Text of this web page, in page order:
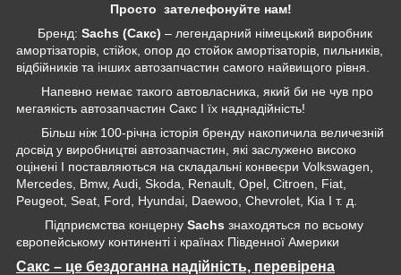
Просто зателефонуйте нам!
Бренд: Sachs (Сакс) – легендарний німецький виробник
амортізаторів, стійок, опор до стойок амортізаторів, пильників,
відбійників та інших автозапчастин самого найвищого рівня.
Напевно немає такого автовласника, який би не чув про
мегаякість автозапчастин Сакс І їх наднадійність!
Більш ніж 100-річна історія бренду накопичила величезній
досвід у виробництві автозапчастин, які заслужено високо
оцінені І поставляються на складальні конвеєри Volkswagen,
Mercedes, Bmw, Audi, Skoda, Renault, Opel, Citroen, Fiat,
Peugeot, Seat, Ford, Hyundai, Daewoo, Chevrolet, Kia І т. д.
Підприємства концерну Sachs знаходяться по всьому
європейському континенті і країнах Південної Америки
Сакс – це бездоганна надійність, перевірена